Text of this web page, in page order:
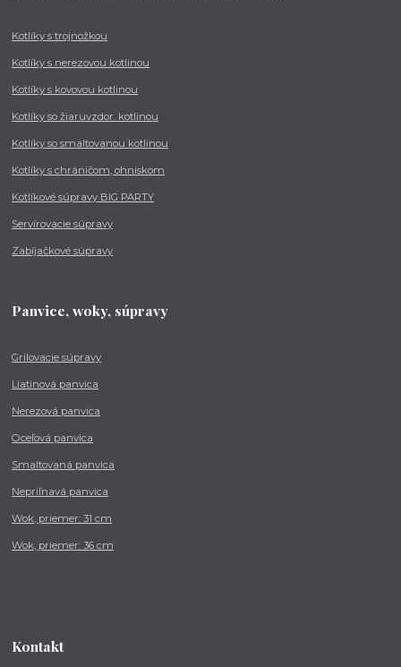
Kotlíky s trojnožkou
Kotlíky s nerezovou kotlinou
Kotlíky s kovovou kotlinou
Kotlíky so žiaruvzdor. kotlinou
Kotlíky so smaltovanou kotlinou
Kotlíky s chráničom, ohniskom
Kotlíkové súpravy BIG PARTY
Servírovacie súpravy
Zabíjačkové súpravy
Panvice, woky, súpravy
Grilovacie súpravy
Liatinová panvica
Nerezová panvica
Oceľová panvica
Smaltovaná panvica
Nepriľnavá panvica
Wok, priemer: 31 cm
Wok, priemer: 36 cm
Kontakt